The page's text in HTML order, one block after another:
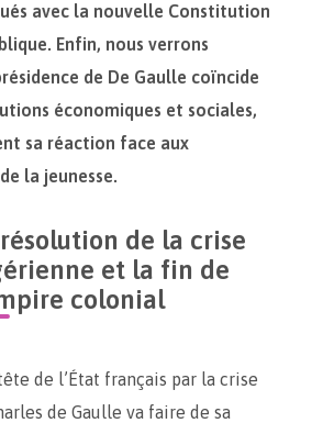
avec la nouvelle Constitution
Enfin, nous verrons
de De Gaulle coïncide
économiques et sociales,
sa réaction face aux
la jeunesse.
de la crise
et la fin de
colonial
de l’État français par la crise
de Gaulle va faire de sa